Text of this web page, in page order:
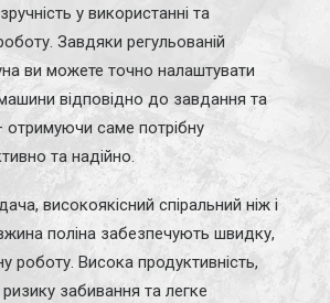
у використанні та
Завдяки регульованій
ви можете точно налаштувати
відповідно до завдання та
саме потрібну
та надійно.
високоякісний спіральний ніж і
поліна забезпечують швидку,
роботу. Висока продуктивність,
забивання та легке